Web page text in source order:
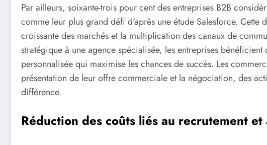
Par ailleurs, soixante-trois pour cent des entreprises B2B
comme leur plus grand défi d'après une étude Salesforce.
croissante des marchés et la multiplication des canaux de
stratégique à une agence spécialisée, les entreprises
personnalisée qui maximise les chances de succès. Les
présentation de leur offre commerciale et la négociation, des
différence.
Réduction des coûts liés au recrutement